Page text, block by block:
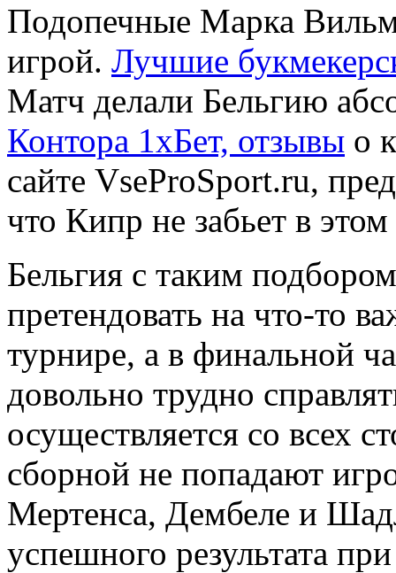
Подопечные Марка
игрой. Лучшие
Матч делали Бельгию
Контора 1хБет, отзывы о
сайте VseProSport.ru,
что Кипр не забьет в
Бельгия с таким
претендовать на что-то
турнире, а в финальной
довольно трудно
осуществляется со всех
сборной не попадают
Мертенса, Дембеле и
успешного результата